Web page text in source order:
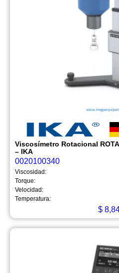
Viscosímetro Rotacional
– IKA
0020100340
Viscosidad:
Torque:
Velocidad:
Temperatura:
$